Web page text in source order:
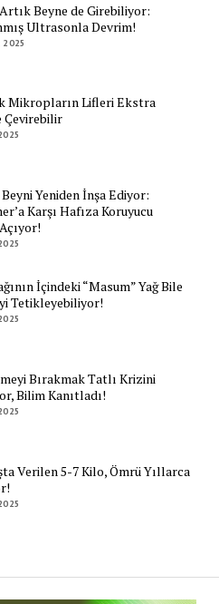
Beyne de Girebiliyor:
Ultrasonla Devrim!
2025
Mikropların Lifleri Ekstra
Çevirebilir
Yeniden İnşa Ediyor:
Karşı Hafıza Koruyucu
İçindeki “Masum” Yağ Bile
Tetikleyebiliyor!
Bırakmak Tatlı Krizini
Bilim Kanıtladı!
Verilen 5-7 Kilo, Ömrü Yıllarca